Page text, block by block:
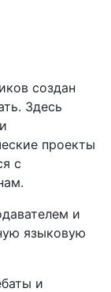
создан
Здесь
проекты
с
и
языковую
и